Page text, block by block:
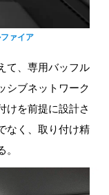
ァイア
て、専用バッフル
シブネットワーク
けを前提に設計さ
なく、取り付け精